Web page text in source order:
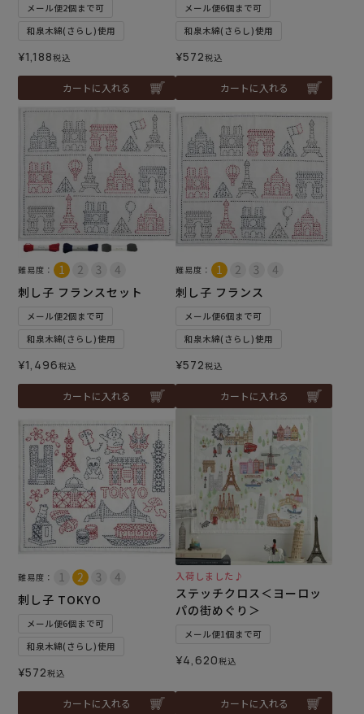
メール便2個まで可
和泉木綿(さらし)使用
¥1,188税込
カートに入れる
メール便6個まで可
和泉木綿(さらし)使用
¥572税込
カートに入れる
難易度：
刺し子 フランスセット
メール便2個まで可
和泉木綿(さらし)使用
¥1,496税込
カートに入れる
難易度：
刺し子 フランス
メール便6個まで可
和泉木綿(さらし)使用
¥572税込
カートに入れる
難易度：
刺し子 TOKYO
メール便6個まで可
和泉木綿(さらし)使用
¥572税込
カートに入れる
入荷しました♪
ステッチクロス＜ヨーロッ
パの街めぐり＞
メール便1個まで可
¥4,620税込
カートに入れる